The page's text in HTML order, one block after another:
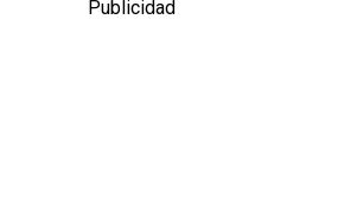
Publicidad